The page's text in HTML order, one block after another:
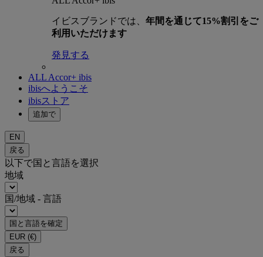
イビスブランドでは、 年間を通じて15%割引をご
利用いただけます
発見する
ALL Accor+ ibis
ibisへようこそ
ibisストア
追加で
EN
戻る
以下で国と言語を選択
地域
国/地域 - 言語
国と言語を確定
EUR (€)
戻る